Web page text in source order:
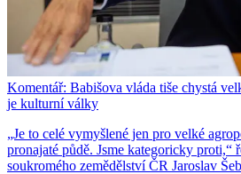
Komentář: Babišova vláda tiše chystá
je kulturní války
„Je to celé vymyšlené jen pro velké
pronajaté půdě. Jsme kategoricky proti,“
soukromého zemědělství ČR Jaroslav